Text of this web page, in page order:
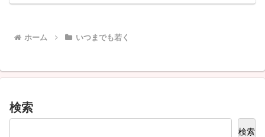
ホーム いつまでも若く
検索
検索